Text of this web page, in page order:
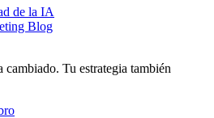
de la IA
Blog
cambiado. Tu estrategia también